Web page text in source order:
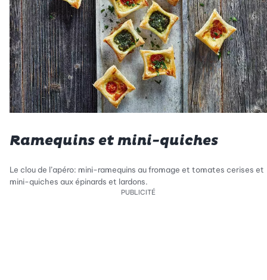
Ramequins et mini-quiches
Le clou de l’apéro: mini-ramequins au fromage et tomates cerises et
mini-quiches aux épinards et lardons.
PUBLICITÉ